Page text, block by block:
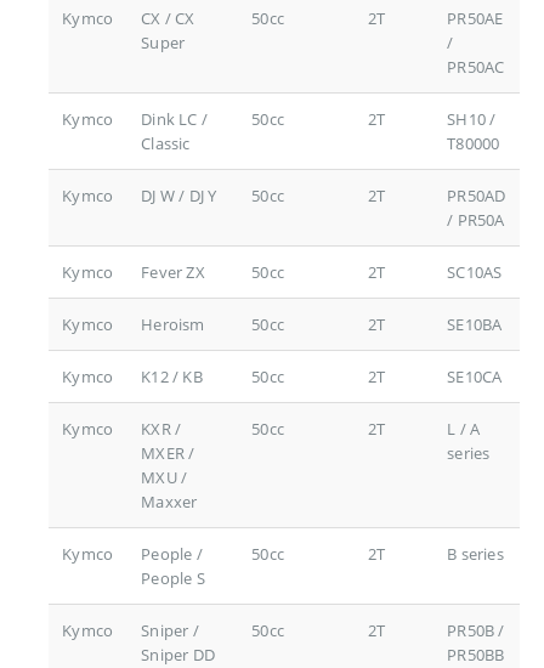
Kymco
CX / CX
Super
50cc 2T
PR50AE
/
PR50AC
Kymco
Dink LC /
Classic
50cc 2T
SH10 /
T80000
Kymco DJ W / DJ Y 50cc 2T
PR50AD
/ PR50A
Kymco Fever ZX 50cc 2T SC10AS
Kymco Heroism 50cc 2T SE10BA
Kymco K12 / KB 50cc 2T SE10CA
Kymco
KXR /
MXER /
MXU /
Maxxer
50cc 2T
L / A
series
Kymco
People /
People S
50cc 2T B series
Kymco
Sniper /
Sniper DD
50cc 2T
PR50B /
PR50BB